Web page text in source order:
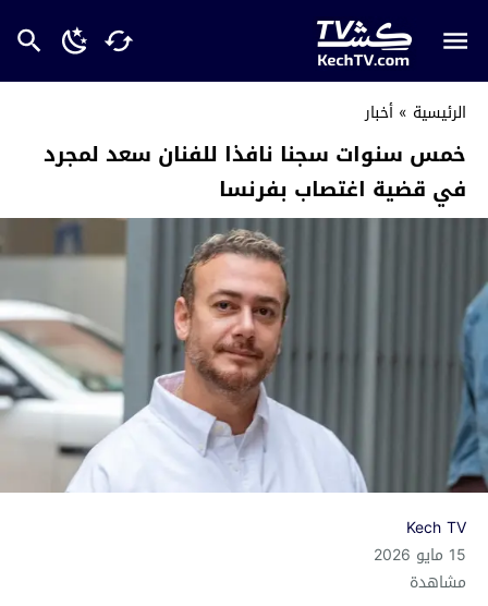
الرئيسية » أخبار
خمس سنوات سجنا نافذا للفنان سعد لمجرد
في قضية اغتصاب بفرنسا
Kech TV
15 مايو 2026
مشاهدة